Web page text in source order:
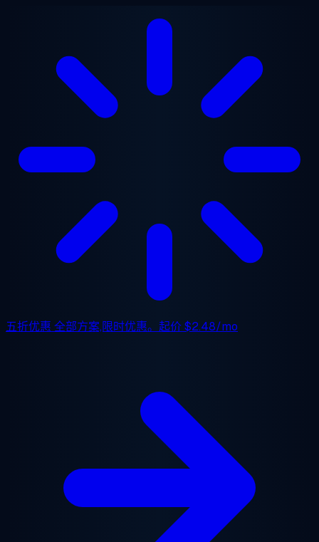
五折优惠 全部方案,限时优惠。起价$2.48/mo